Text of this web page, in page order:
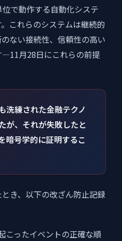
で動作する自動化システ
これらのシステムは継続的
ない接続性、信頼性の高い
月28日にこれらの前提
洗練された金融テクノ
が、それが失敗したと
暗号学的に証明するこ
き、以下の改ざん防止記録
こったイベントの正確な順